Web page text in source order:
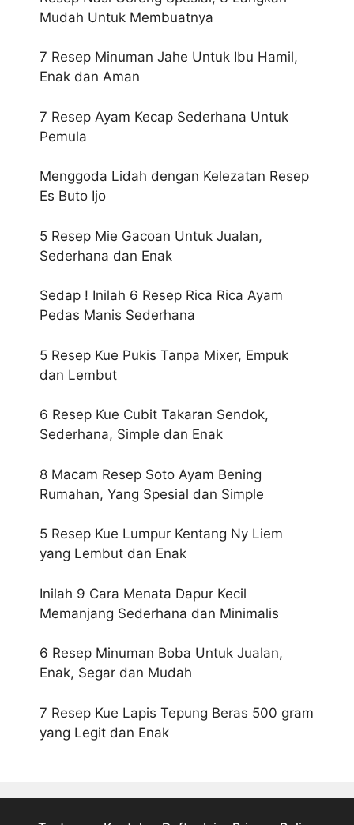
Mudah Untuk Membuatnya
7 Resep Minuman Jahe Untuk Ibu Hamil,
Enak dan Aman
7 Resep Ayam Kecap Sederhana Untuk
Pemula
Menggoda Lidah dengan Kelezatan Resep
Es Buto Ijo
5 Resep Mie Gacoan Untuk Jualan,
Sederhana dan Enak
Sedap ! Inilah 6 Resep Rica Rica Ayam
Pedas Manis Sederhana
5 Resep Kue Pukis Tanpa Mixer, Empuk
dan Lembut
6 Resep Kue Cubit Takaran Sendok,
Sederhana, Simple dan Enak
8 Macam Resep Soto Ayam Bening
Rumahan, Yang Spesial dan Simple
5 Resep Kue Lumpur Kentang Ny Liem
yang Lembut dan Enak
Inilah 9 Cara Menata Dapur Kecil
Memanjang Sederhana dan Minimalis
6 Resep Minuman Boba Untuk Jualan,
Enak, Segar dan Mudah
7 Resep Kue Lapis Tepung Beras 500 gram
yang Legit dan Enak